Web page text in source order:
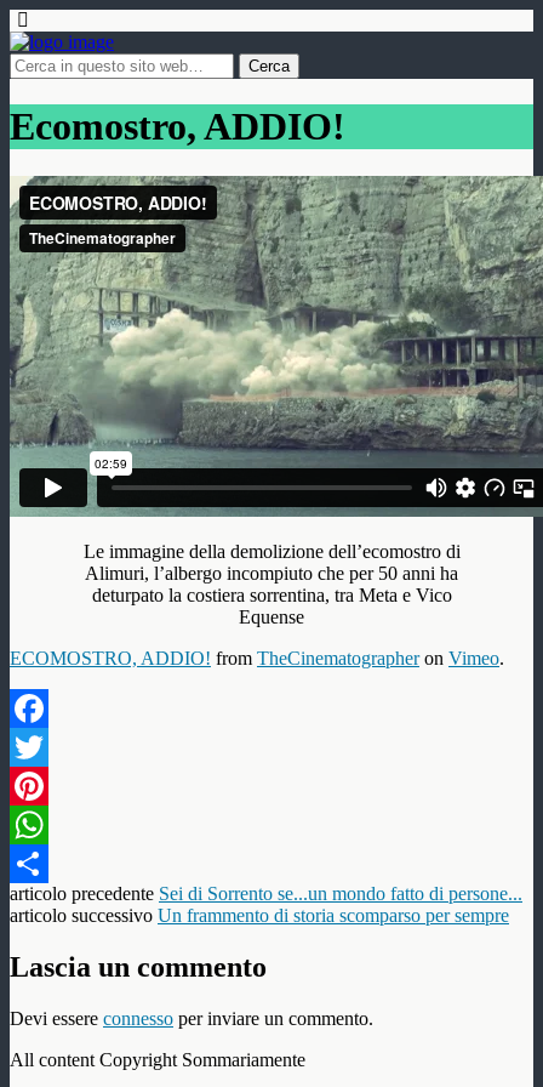
Ecomostro, ADDIO!
Le immagine della demolizione dell’ecomostro di
Alimuri, l’albergo incompiuto che per 50 anni ha
deturpato la costiera sorrentina, tra Meta e Vico
Equense
ECOMOSTRO, ADDIO! from TheCinematographeron Vimeo.
Facebook
Twitter
Pinterest
WhatsApp
Condividi
articolo precedente Sei di Sorrento se...un mondo fatto di persone...
articolo successivo Un frammento di storia scomparso per sempre
Lascia un commento
Devi essere connesso per inviare un commento.
All content Copyright Sommariamente